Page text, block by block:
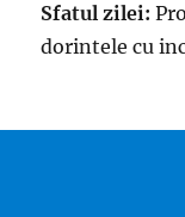
Sfatul zilei:
dorintele cu